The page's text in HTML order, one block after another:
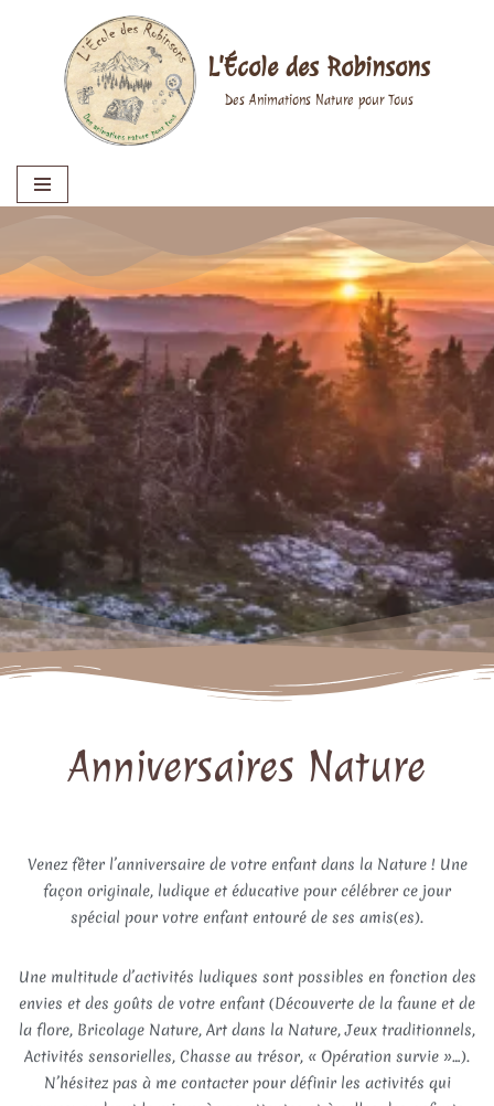
L'École des Robinsons
Des Animations Nature pour Tous
Anniversaires Nature
Venez fêter l’anniversaire de votre enfant dans la Nature ! Une
façon originale, ludique et éducative pour célébrer ce jour
spécial pour votre enfant entouré de ses amis(es).
Une multitude d’activités ludiques sont possibles en fonction des
envies et des goûts de votre enfant (Découverte de la faune et de
la flore, Bricolage Nature, Art dans la Nature, Jeux traditionnels,
Activités sensorielles, Chasse au trésor, « Opération survie »…).
N’hésitez pas à me contacter pour définir les activités qui